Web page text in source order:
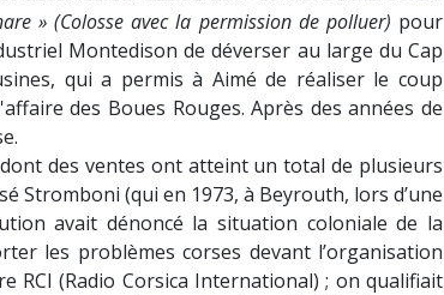
» (Colosse avec la permission de polluer) pour
Montedison de déverser au large du Cap
qui a permis à Aimé de réaliser le coup
des Boues Rouges. Après des années de
des ventes ont atteint un total de plusieurs
Stromboni (qui en 1973, à Beyrouth, lors d’une
avait dénoncé la situation coloniale de la
les problèmes corses devant l’organisation
RCI (Radio Corsica International) ; on qualifiait